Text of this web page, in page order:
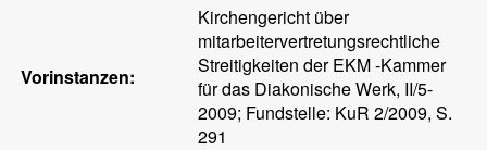
Vorinstanzen:
Kirchengericht über
mitarbeitervertretungsrechtliche
Streitigkeiten der EKM -Kammer
für das Diakonische Werk, II/5-
2009; Fundstelle: KuR 2/2009, S.
291